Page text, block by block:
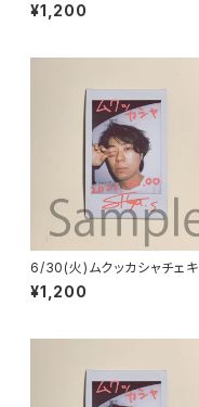
¥1,200
6/30(火)ムクッカシャチェキ
¥1,200